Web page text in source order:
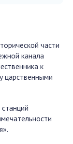
части
канала
к
царственными